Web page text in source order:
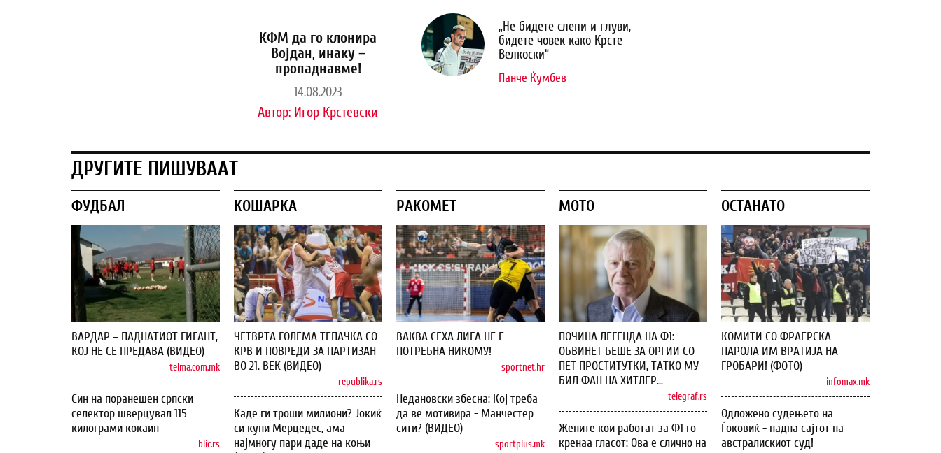
КФМ да го клонира
Војдан, инаку –
пропаднавме!
14.08.2023
Автор: Игор Крстевски
„Не бидете слепи и глуви,
бидете човек како Крсте
Велкоски“
Панче Ќумбев
ДРУГИТЕ ПИШУВААТ
ФУДБАЛ
ВАРДАР – ПАДНАТИОТ ГИГАНТ,
КОЈ НЕ СЕ ПРЕДАВА (ВИДЕО)
telma.com.mk
Син на поранешен српски
селектор шверцувал 115
килограми кокаин
blic.rs
КОШАРКА
ЧЕТВРТА ГОЛЕМА ТЕПАЧКА СО
КРВ И ПОВРЕДИ ЗА ПАРТИЗАН
ВО 21. ВЕК (ВИДЕО)
republika.rs
Каде ги троши милиони? Јокиќ
си купи Мерцедес, ама
најмногу пари даде на коњи
РАКОМЕТ
ВАКВА СЕХА ЛИГА НЕ Е
ПОТРЕБНА НИКОМУ!
sportnet.hr
Недановски збесна: Кој треба
да ве мотивира - Манчестер
сити? (ВИДЕО)
sportplus.mk
МОТО
ПОЧИНА ЛЕГЕНДА НА Ф1:
ОБВИНЕТ БЕШЕ ЗА ОРГИИ СО
ПЕТ ПРОСТИТУТКИ, ТАТКО МУ
БИЛ ФАН НА ХИТЛЕР...
telegraf.rs
Жените кои работат за Ф1 го
кренаа гласот: Ова е слично на
ОСТАНАТО
КОМИТИ СО ФРАЕРСКА
ПАРОЛА ИМ ВРАТИЈА НА
ГРОБАРИ! (ФОТО)
infomax.mk
Одложено судењето на
Ѓоковиќ - падна сајтот на
австралискиот суд!